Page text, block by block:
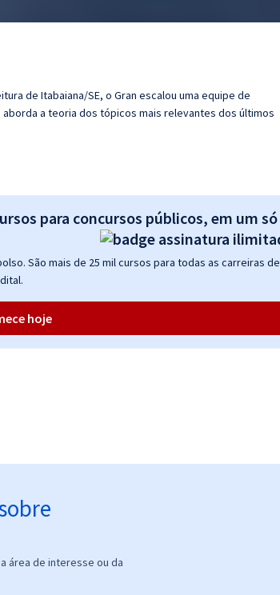
de Itabaiana/SE, o Gran escalou uma equipe de
a teoria dos tópicos mais relevantes dos últimos
para concursos públicos, em um só
São mais de 25 mil cursos para todas as carreiras de
hoje
área de interesse ou da